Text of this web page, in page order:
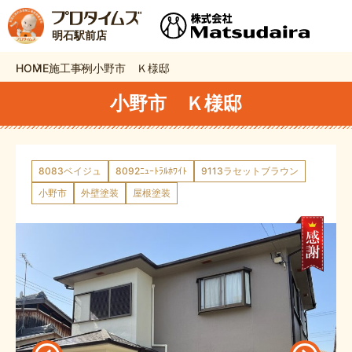
明石駅前店
HOME施工事例小野市 Ｋ様邸
小野市 Ｋ様邸
8083ベイジュ 8092ﾆｭｰﾄﾗﾙﾎﾜｲﾄ
9113ラセットブラウン
小野市
外壁塗装 屋根塗装